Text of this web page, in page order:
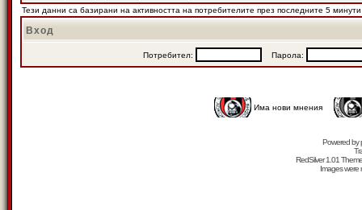
Тези данни са базирани на активността на потребителите през последните 5 минути
Вход
Потребител: Парола:
Има нови мнения
Powered by
RedSilver 1.01
Images were